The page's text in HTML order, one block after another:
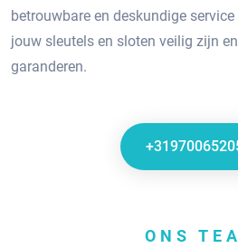
betrouwbare en deskundige
jouw sleutels en sloten veilig zijn
garanderen.​
ONS